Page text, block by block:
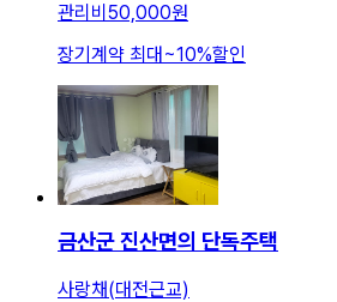
관리비 50,000원
장기계약 최대~10%할인
금산군 진산면의 단독주택
사랑채(대전근교)